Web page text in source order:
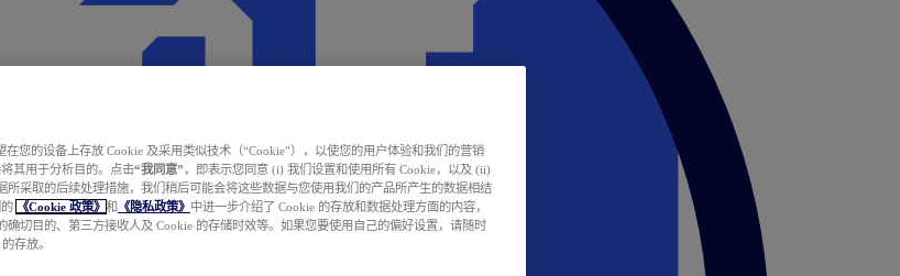
在您的设备上存放 Cookie 及采用类似技术（“Cookie”），以使您的用户体验和我们的营销
其用于分析目的。点击“我同意” ，即表示您同意 (i) 我们设置和使用所有 Cookie，以及 (ii)
所采取的后续处理措施，我们稍后可能会将这些数据与您使用我们的产品所产生的数据相结
《Cookie 政策》 和 《隐私政策》 中进一步介绍了 Cookie 的存放和数据处理方面的内容，
确切目的、第三方接收人及 Cookie 的存储时效等。如果您要使用自己的偏好设置，请随时
存放。